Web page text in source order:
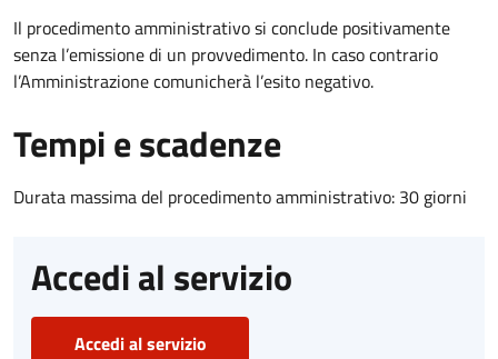
Il procedimento amministrativo si conclude positivamente
senza l’emissione di un provvedimento. In caso contrario
l’Amministrazione comunicherà l’esito negativo.
Tempi e scadenze
Durata massima del procedimento amministrativo: 30 giorni
Accedi al servizio
Accedi al servizio